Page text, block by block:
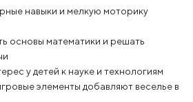
навыки и мелкую моторику
основы математики и решать
у детей к науке и технологиям
элементы добавляют веселье в